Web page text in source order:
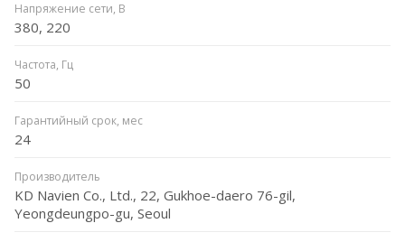
Напряжение сети, В
380, 220
Частота, Гц
50
Гарантийный срок, мес
24
Производитель
KD Navien Co., Ltd., 22, Gukhoe-daero 76-gil,
Yeongdeungpo-gu, Seoul